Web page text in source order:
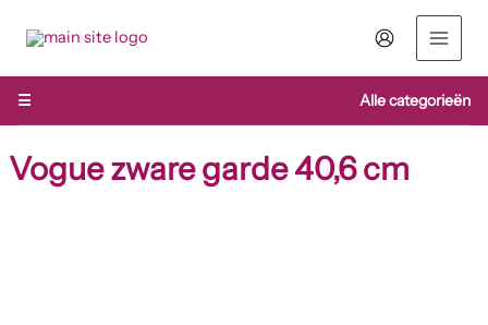
naar
inhoud
☰
Alle categorieën
Vogue zware garde 40,6 cm